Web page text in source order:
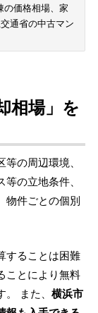
の価格相場、家
通省の中古マン
相場」を
の周辺環境、
の立地条件、
物件ごとの個別
することは困難
ことにより無料
また、 横浜市